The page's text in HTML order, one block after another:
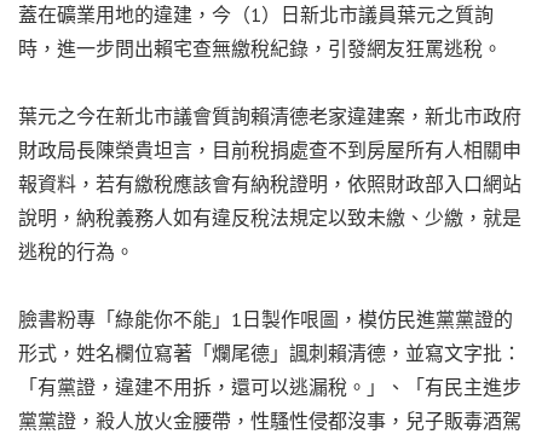
蓋在礦業用地的違建，今（1）日新北市議員葉元之質詢
時，進一步問出賴宅查無繳稅紀錄，引發網友狂罵逃稅。
葉元之今在新北市議會質詢賴清德老家違建案，新北市政府
財政局長陳榮貴坦言，目前稅捐處查不到房屋所有人相關申
報資料，若有繳稅應該會有納稅證明，依照財政部入口網站
說明，納稅義務人如有違反稅法規定以致未繳、少繳，就是
逃稅的行為。
臉書粉專「綠能你不能」1日製作哏圖，模仿民進黨黨證的
形式，姓名欄位寫著「爛尾德」諷刺賴清德，並寫文字批：
「有黨證，違建不用拆，還可以逃漏稅。」、「有民主進步
黨黨證，殺人放火金腰帶，性騷性侵都沒事，兒子販毒酒駕